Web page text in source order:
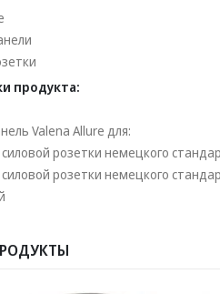
продукта:
Valena Allure для:
розетки немецкого
розетки немецкого